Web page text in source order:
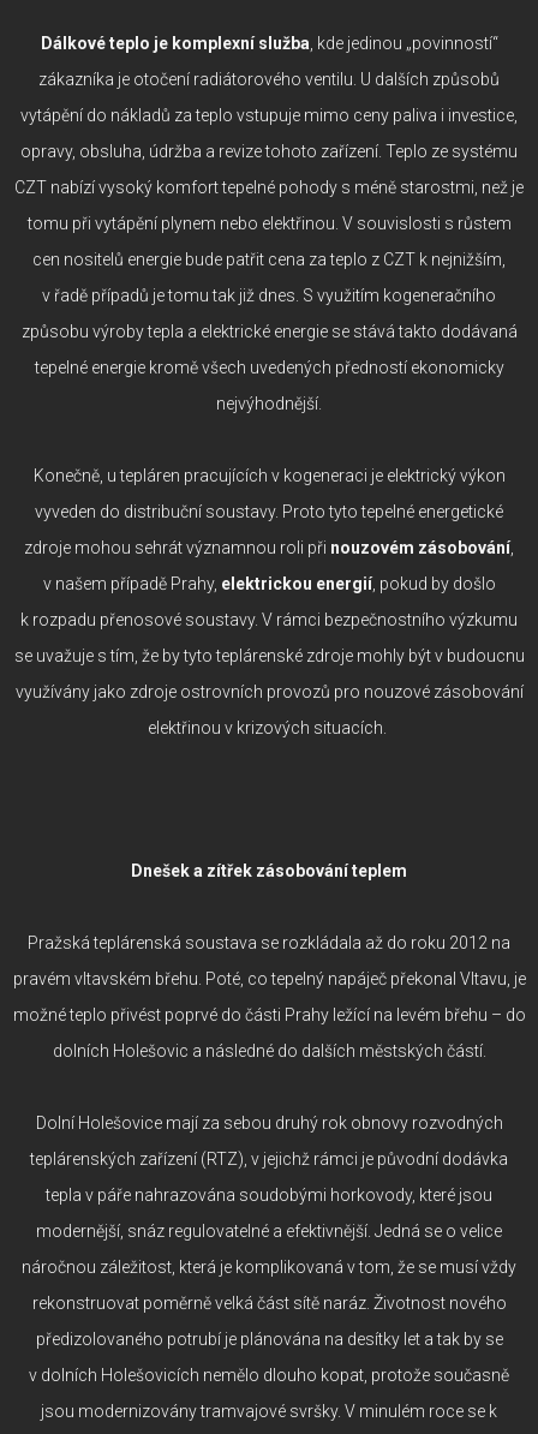
Dálkové teplo je komplexní služba , kde jedinou „povinností“
zákazníka je otočení radiátorového ventilu. U dalších způsobů
vytápění do nákladů za teplo vstupuje mimo ceny paliva i investice,
opravy, obsluha, údržba a revize tohoto zařízení. Teplo ze systému
CZT nabízí vysoký komfort tepelné pohody s méně starostmi, než je
tomu při vytápění plynem nebo elektřinou. V souvislosti s růstem
cen nositelů energie bude patřit cena za teplo z CZT k nejnižším,
v řadě případů je tomu tak již dnes. S využitím kogeneračního
způsobu výroby tepla a elektrické energie se stává takto dodávaná
tepelné energie kromě všech uvedených předností ekonomicky
nejvýhodnější.
Konečně, u tepláren pracujících v kogeneraci je elektrický výkon
vyveden do distribuční soustavy. Proto tyto tepelné energetické
zdroje mohou sehrát významnou roli při nouzovém zásobování,
v našem případě Prahy, elektrickou energií, pokud by došlo
k rozpadu přenosové soustavy. V rámci bezpečnostního výzkumu
se uvažuje s tím, že by tyto teplárenské zdroje mohly být v budoucnu
využívány jako zdroje ostrovních provozů pro nouzové zásobování
elektřinou v krizových situacích.
Dnešek a zítřek zásobování teplem
Pražská teplárenská soustava se rozkládala až do roku 2012 na
pravém vltavském břehu. Poté, co tepelný napáječ překonal Vltavu, je
možné teplo přivést poprvé do části Prahy ležící na levém břehu – do
dolních Holešovic a následné do dalších městských částí.
Dolní Holešovice mají za sebou druhý rok obnovy rozvodných
teplárenských zařízení (RTZ), v jejichž rámci je původní dodávka
tepla v páře nahrazována soudobými horkovody, které jsou
modernější, snáz regulovatelné a efektivnější. Jedná se o velice
náročnou záležitost, která je komplikovaná v tom, že se musí vždy
rekonstruovat poměrně velká část sítě naráz. Životnost nového
předizolovaného potrubí je plánována na desítky let a tak by se
v dolních Holešovicích nemělo dlouho kopat, protože současně
jsou modernizovány tramvajové svršky. V minulém roce se k